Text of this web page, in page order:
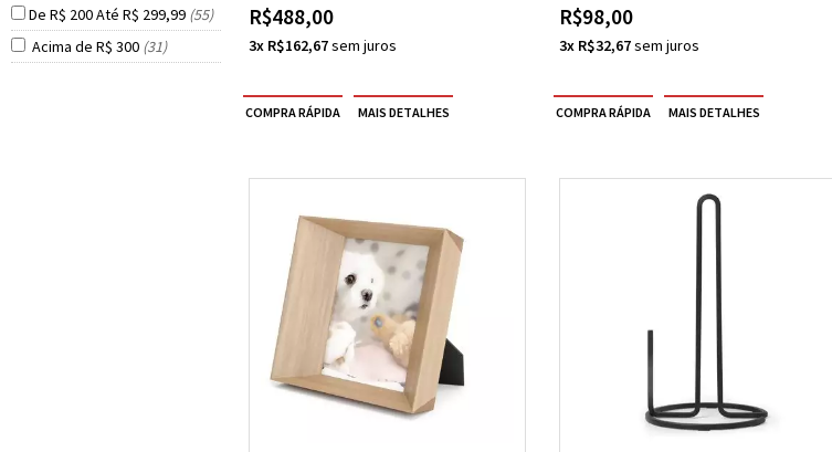
De R$ 200 Até R$ 299,99 (55)
Acima de R$ 300 (31)
R$488,00
3x R$162,67
R$98,00
3x R$32,67